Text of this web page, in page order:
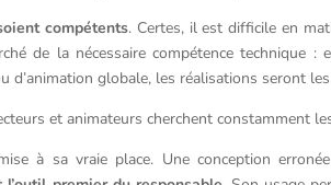
compétents. Certes, il est difficile en
de la nécessaire compétence technique :
d’animation globale, les réalisations seront
et animateurs cherchent constamment
à sa vraie place. Une conception